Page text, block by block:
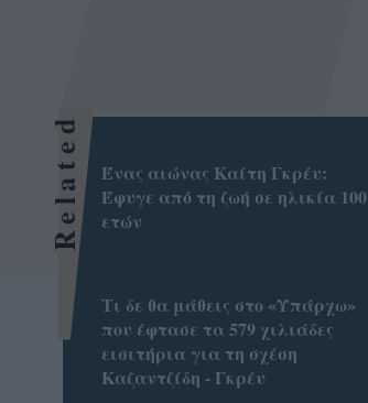
Related
Ένας αιώνας Καίτη Γκρέυ:
Έφυγε από τη ζωή σε ηλικία 100
ετών
Τι δε θα μάθεις στο «Υπάρχω»
που έφτασε τα 579 χιλιάδες
εισιτήρια για τη σχέση
Καζαντζίδη - Γκρέυ